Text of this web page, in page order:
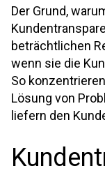
Der Grund,
beträchtlichen
wenn sie die
So
Lösung von
liefern den